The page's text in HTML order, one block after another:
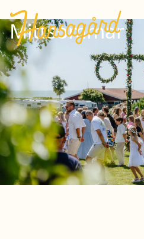
Mittsommar